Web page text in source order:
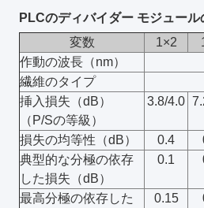
PLCのディバイダー モジュール
変数
1×2
作動の波長（nm）
繊維のタイプ
挿入損失（dB）
（P/Sの等級）
3.8/4.0
損失の均等性（dB） 0.4
典型的な分極の依存
した損失（dB）
0.1
最高分極の依存した
0.15